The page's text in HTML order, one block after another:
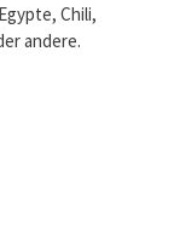
Chili,
andere.